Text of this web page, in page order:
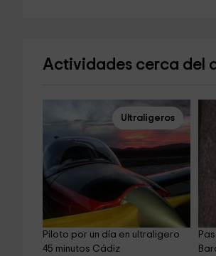
Actividades cerca del
Ultraligeros
Piloto por un día en ultraligero
45 minutos Cádiz